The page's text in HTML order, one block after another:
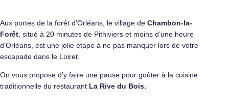
Aux portes de la forêt d’Orléans, le village de Chambon-la-
Forêt , situé à 20 minutes de Pithiviers et moins d’une heure
d’Orléans, est une jolie étape à ne pas manquer lors de votre
escapade dans le Loiret.
On vous propose d’y faire une pause pour goûter à la cuisine
traditionnelle du restaurant La Rive du Bois.